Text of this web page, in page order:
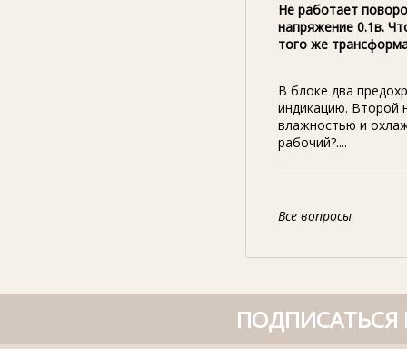
Не работает
напряжение 0.1в.
того же
В блоке два
индикацию. Второй
влажностью и
рабочий?....
Все вопросы
ПОДПИСАТЬСЯ